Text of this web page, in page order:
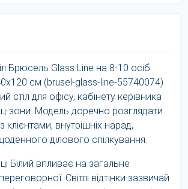
Брюсель Glass Line на 8-10 осіб
см (brusel-glass-line-55740074)
стіл для офісу, кабінету керівника
зони. Модель доречно розглядати
клієнтами, внутрішніх нарад,
ділового спілкування.
Білий впливає на загальне
Світлі відтінки зазвичай